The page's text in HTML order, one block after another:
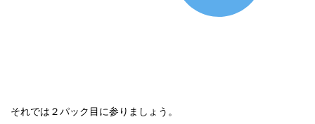
それでは２パック目に参りましょう。